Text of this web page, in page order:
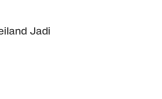
Jadi